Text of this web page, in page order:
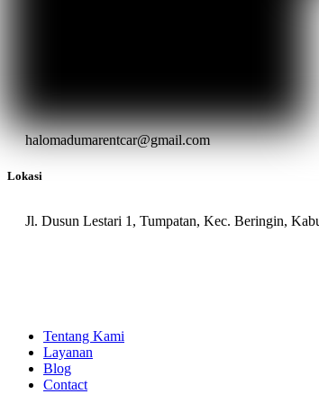
halomadumarentcar@gmail.com
Lokasi
Jl. Dusun Lestari 1, Tumpatan, Kec. Beringin,
Tentang Kami
Layanan
Blog
Contact